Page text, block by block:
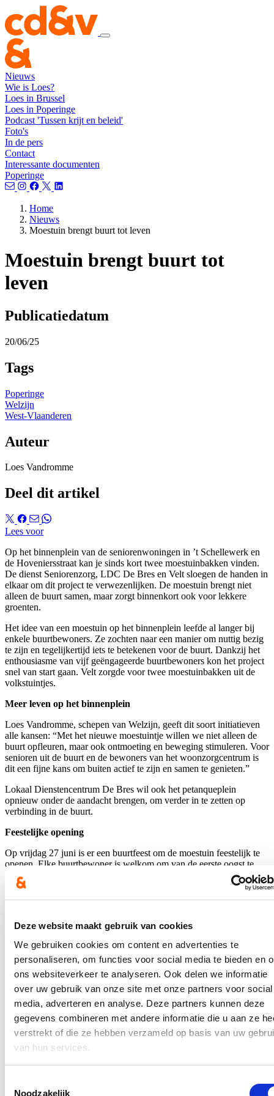
Deze website maakt gebruik van cookies
We gebruiken cookies om content en advertenties te
personaliseren, om functies voor social media te bieden en
ons websiteverkeer te analyseren. Ook delen we informatie
over uw gebruik van onze site met onze partners voor social
media, adverteren en analyse. Deze partners kunnen deze
gegevens combineren met andere informatie die u aan ze
verstrekt of die ze hebben verzameld op basis van uw
van hun services.
Noodzakelijk
Nieuws
Wie is Loes?
Loes in Brussel
Loes in Poperinge
Podcast 'Tussen krijt en beleid'
Foto's
In de pers
Contact
Interessante documenten
Poperinge
Home
Nieuws
Moestuin brengt buurt tot leven
Moestuin brengt buurt tot
leven
Publicatiedatum
20/06/25
Tags
Poperinge
Welzijn
West-Vlaanderen
Auteur
Loes Vandromme
Deel dit artikel
Lees voor
Op het binnenplein van de seniorenwoningen in ’t Schellewerk en
de Hoveniersstraat kan je sinds kort twee moestuinbakken vinden.
De dienst Seniorenzorg, LDC De Bres en Velt sloegen de handen in
elkaar om dit project te verwezenlijken. De moestuin brengt niet
alleen de buurt samen, maar zorgt binnenkort ook voor lekkere
groenten.
Het idee van een moestuin op het binnenplein leefde al langer bij
enkele buurtbewoners. Ze zochten naar een manier om nuttig bezig
te zijn en tegelijkertijd iets te betekenen voor de buurt. Dankzij het
enthousiasme van vijf geëngageerde buurtbewoners kon het project
snel van start gaan. Velt zorgde voor twee moestuinbakken uit de
volkstuintjes.
Meer leven op het binnenplein
Loes Vandromme, schepen van Welzijn, geeft dit soort initiatieven
alle kansen: “Met het nieuwe moestuintje willen we niet alleen de
buurt opfleuren, maar ook ontmoeting en beweging stimuleren. Voor
senioren uit de buurt en de bewoners van het woonzorgcentrum is
dit een fijne kans om buiten actief te zijn en samen te genieten.”
Lokaal Dienstencentrum De Bres wil ook het petanqueplein
opnieuw onder de aandacht brengen, om verder in te zetten op
verbinding in de buurt.
Feestelijke opening
Op vrijdag 27 juni is er een buurtfeest om de moestuin feestelijk te
openen. Elke buurtbewoner is welkom om van de eerste oogst te
genieten. Ook de buren van Huize Proventier zijn uitgenodigd.
Blijf je graag op de hoogte?
Ontvang mijn nieuwsbrief.
E-mailadres
Postcode
Ja, ik wens de nieuwsbrief van Loes Vandromme te ontvangen op
bovenstaand e-mailadres.
om de privacyvoorwaarden te raadplegen